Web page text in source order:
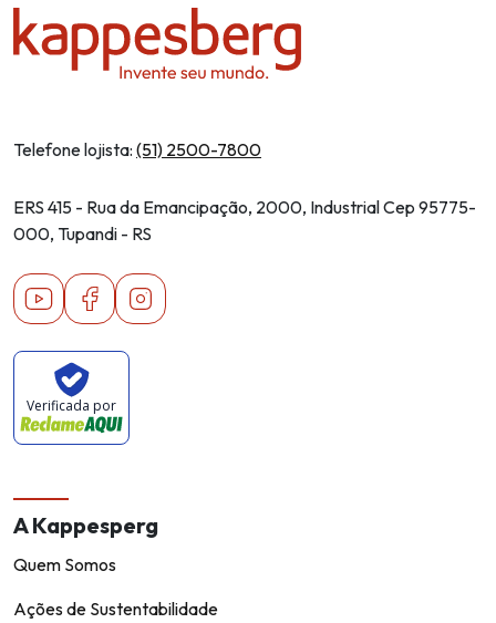
Telefone lojista: (51) 2500-7800
ERS 415 - Rua da Emancipação, 2000, Industrial Cep 95775-
000, Tupandi - RS
YoutubeFacebookInstagram
Verificada por
A Kappesperg
Quem Somos
Ações de Sustentabilidade